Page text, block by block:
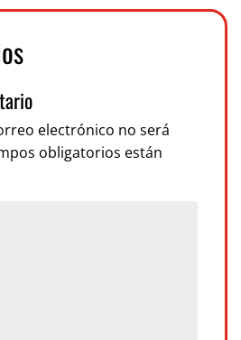
electrónico no será
obligatorios están